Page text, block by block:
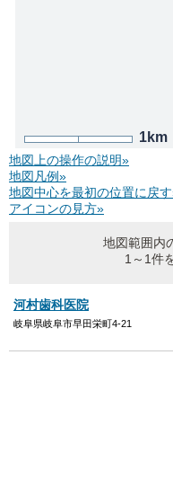
1km
地図上の操作の説明»
地図凡例»
地図中心を最初の位置に戻
アイコンの見方»
地図範囲内
1～1件
河村歯科医院
岐阜県岐阜市早田栄町4-21